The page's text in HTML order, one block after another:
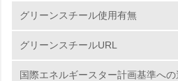
石油に代わる環境負荷低減
グリーンスチール使用有無
グリーンスチールURL
国際エネルギースター計画基準への